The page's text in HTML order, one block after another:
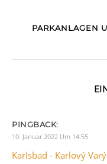
PARKANLAGEN
PINGBACK:
10. Januar 2022 Um 14:55
Karlsbad - Karlový